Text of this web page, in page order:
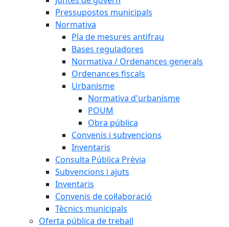
Pressupostos municipals
Normativa
Pla de mesures antifrau
Bases reguladores
Normativa / Ordenances generals
Ordenances fiscals
Urbanisme
Normativa d'urbanisme
POUM
Obra pública
Convenis i subvencions
Inventaris
Consulta Pública Prèvia
Subvencions i ajuts
Inventaris
Convenis de col·laboració
Tècnics municipals
Oferta pública de treball